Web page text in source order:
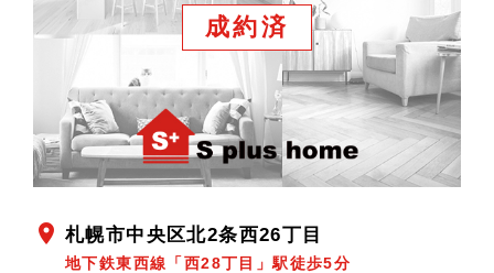
成約済
location_on 札幌市中央区北2条西26丁目
地下鉄東西線「西28丁目」駅徒歩5分